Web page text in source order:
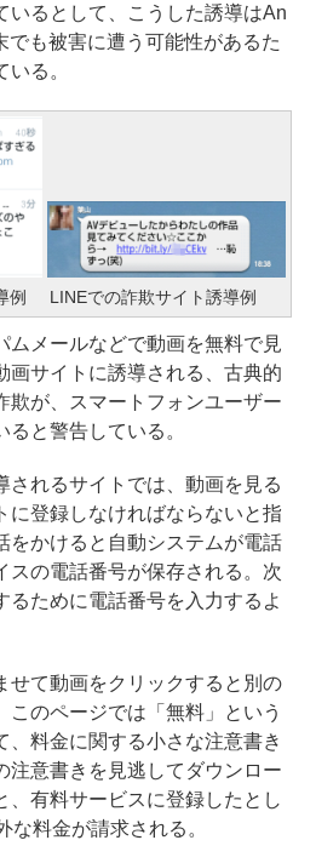
いるとして、こうした誘導はAn
も被害に遭う可能性があるた
る。
例 LINEでの詐欺サイト誘導例
メールなどで動画を無料で見
画サイトに誘導される、古典的
欺が、スマートフォンユーザー
と警告している。
れるサイトでは、動画を見る
に登録しなければならないと指
をかけると自動システムが電話
スの電話番号が保存される。次
るために電話番号を入力するよ
て動画をクリックすると別の
このページでは「無料」という
、料金に関する小さな注意書き
注意書きを見逃してダウンロー
、有料サービスに登録したとし
な料金が請求される。